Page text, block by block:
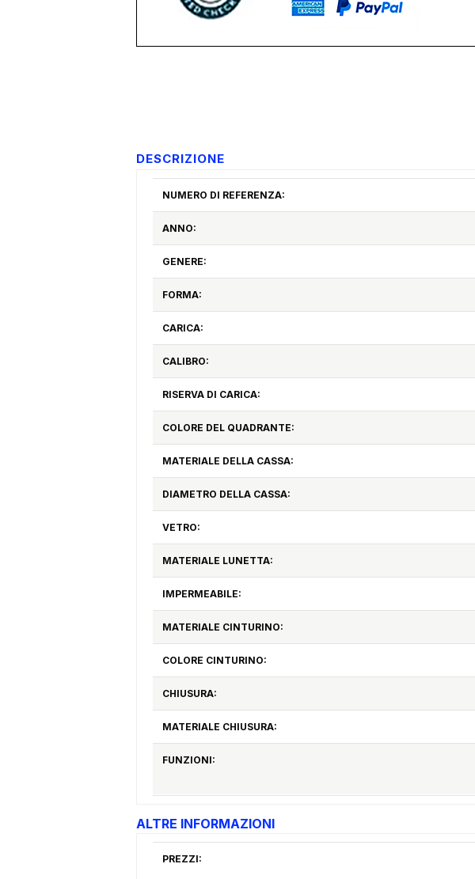
DESCRIZIONE
NUMERO DI REFERENZA:
ANNO:
GENERE:
FORMA:
CARICA:
CALIBRO:
RISERVA DI CARICA:
COLORE DEL QUADRANTE:
MATERIALE DELLA CASSA:
DIAMETRO DELLA CASSA:
VETRO:
MATERIALE LUNETTA:
IMPERMEABILE:
MATERIALE CINTURINO:
COLORE CINTURINO:
CHIUSURA:
MATERIALE CHIUSURA:
FUNZIONI:
ALTRE INFORMAZIONI
PREZZI: